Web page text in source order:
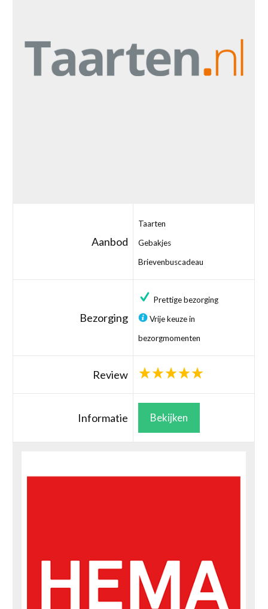
Aanbod
Taarten
Gebakjes
Brievenbuscadeau
Bezorging
Prettige bezorging
Vrije keuze in
bezorgmomenten
Review
Informatie Bekijken